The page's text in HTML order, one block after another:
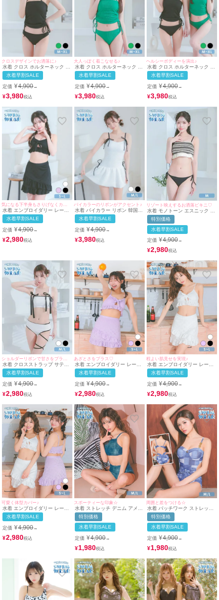
クロスデザインでお洒落に♪
水着 クロス ホルターネック ド
ロスト ビスチェ 体型カバー ワ
ンカラー 韓国風 ギャル タンキ
ニ (ブラック/聖菜)
水着早割SALE
定価 ¥4,900→
¥3,980
大人っぽく着こなせる♪
水着 クロス ホルターネック ド
ロスト ビスチェ 体型カバー ワ
ンカラー 韓国風 ギャル タンキ
ニ (グリーン/雨宮由乙花)
水着早割SALE
定価 ¥4,900→
¥3,980
ヘルシーボディーを演出♪
水着 クロス ホルターネック ド
ロスト ビスチェ 体型カバー ワ
ンカラー 韓国風 ギャル タンキ
ニ (グリーン/雨宮由乙花)(ブラ
ック/聖菜着用)
水着早割SALE
定価 ¥4,900→
¥3,980
水着 エンブロイダリー レース
カットアウト リボン ビスチェ
体型カバー フリル ラップスカ
ート 韓国風 ガーリー タンキニ
(ブラック/雨宮由乙花着用)
水着早割SALE
定価 ¥4,900→
¥2,980
バイカラーのリボンがアクセント♪
水着 バイカラー リボン 韓国風
体型カバー ガーリー ワンピー
ス ビキニ (ホワイト/聖菜着用)
水着早割SALE
定価 ¥4,900→
¥3,980
リゾート映えするお洒落ビキニ♡
水着 モノトーン エスニック ニ
ット ビスチェ ギャル ビキニ
(アイボリー×ブラック/雨宮由
乙花着用)
特別価格
水着早割SALE
定価 ¥4,900→
¥2,980
水着 クロスストラップ サテン
リボンパイピング ビスチェ ギ
ャル ビキニ (ホワイト/聖菜着
用)
水着早割SALE
定価 ¥4,900→
¥2,980
あざとさをプラス♡
水着 エンブロイダリー レース
カットアウト リボン ビスチェ
体型カバー フリル ラップスカ
ート 韓国風 ガーリー タンキニ
(ラベンダー/上ノ堀結愛着用)
水着早割SALE
定価 ¥4,900→
¥2,980
程よい肌見せを実現♪
水着 エンブロイダリー レース
カットアウト リボン ビスチェ
体型カバー フリル ラップスカ
ート 韓国風 ガーリー タンキニ
(ホワイト/MIYABI着用)
水着早割SALE
定価 ¥4,900→
¥2,980
可愛く体型カバー♪
水着 エンブロイダリー レース
カットアウト リボン ビスチェ
体型カバー フリル ラップスカ
ート 韓国風 ガーリー タンキニ
(ホワイト/MIYABI) (ラベンダ
ー/上ノ堀結愛)
水着早割SALE
定価 ¥4,900→
¥2,980
スポーティーな印象☆
水着 ストレッチ デニム アメリ
カンスリーブ ハイウエスト ギ
ャル ビキニ (ブルー/MIYABI着
用)
特別価格
水着早割SALE
定価 ¥4,900→
¥1,980
周囲と差をつける☆
水着 パッチワーク ストレッチ
デニム ギャル モノキニ ウエス
トリボン 体型カバー カットア
ウト ビキニ (ブルー/MIYABI着
用)
特別価格
水着早割SALE
定価 ¥4,900→
¥1,980